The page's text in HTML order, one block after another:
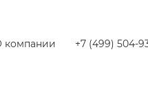
компании +7 (499) 504-